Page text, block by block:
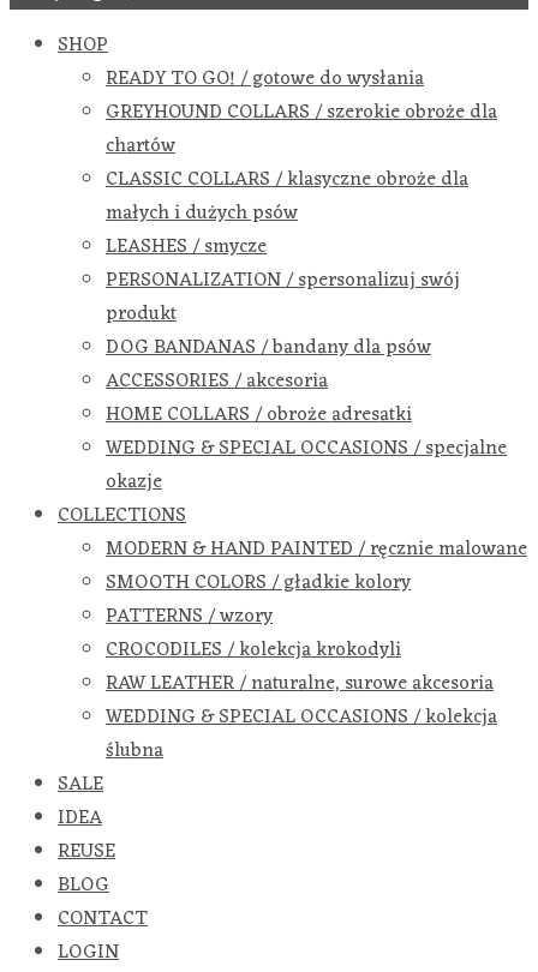
SHOP
READY TO GO! / gotowe do wysłania
GREYHOUND COLLARS / szerokie obroże dla
chartów
CLASSIC COLLARS / klasyczne obroże dla
małych i dużych psów
LEASHES / smycze
PERSONALIZATION / spersonalizuj swój
produkt
DOG BANDANAS / bandany dla psów
ACCESSORIES / akcesoria
HOME COLLARS / obroże adresatki
WEDDING & SPECIAL OCCASIONS / specjalne
okazje
COLLECTIONS
MODERN & HAND PAINTED / ręcznie malowane
SMOOTH COLORS / gładkie kolory
PATTERNS / wzory
CROCODILES / kolekcja krokodyli
RAW LEATHER / naturalne, surowe akcesoria
WEDDING & SPECIAL OCCASIONS / kolekcja
ślubna
SALE
IDEA
REUSE
BLOG
CONTACT
LOGIN